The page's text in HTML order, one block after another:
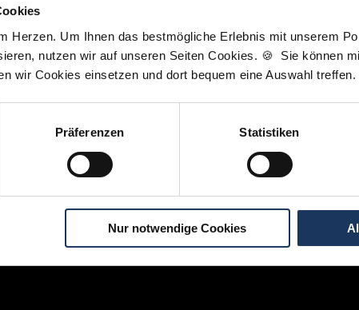
Herzen. Um Ihnen das bestmögliche Erlebnis mit unserem
nutzen wir auf unseren Seiten Cookies. 🍪 Sie können
wir Cookies einsetzen und dort bequem eine Auswahl treffen.
Präferenzen Statistiken
Nur notwendige Cookies
Momentan interessieren sich 3 Besucherfür Stellenangebote alsZahnarzt.